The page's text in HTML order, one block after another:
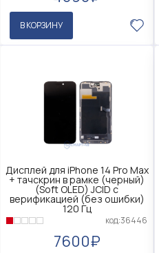
В КОРЗИНУ
Дисплей для iPhone 14 Pro Max
+ тачскрин в рамке (черный)
(Soft OLED) JCID с
верификацией (без ошибки)
120 Гц
код:36446
7600₽